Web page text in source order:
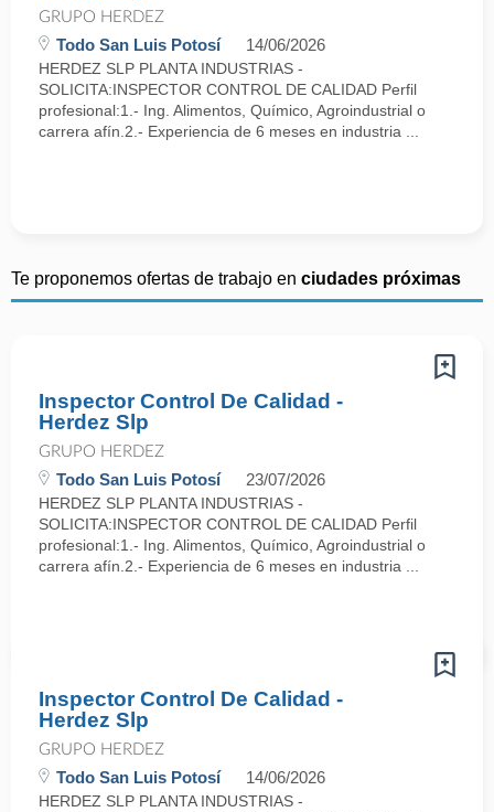
GRUPO HERDEZ
Todo San Luis Potosí 14/06/2026
HERDEZ SLP PLANTA INDUSTRIAS -
SOLICITA:INSPECTOR CONTROL DE CALIDAD Perfil
profesional:1.- Ing. Alimentos, Químico, Agroindustrial o
carrera afín.2.- Experiencia de 6 meses en industria ...
Te proponemos ofertas de trabajo en ciudades próximas
Inspector Control De Calidad -
Herdez Slp
GRUPO HERDEZ
Todo San Luis Potosí 23/07/2026
HERDEZ SLP PLANTA INDUSTRIAS -
SOLICITA:INSPECTOR CONTROL DE CALIDAD Perfil
profesional:1.- Ing. Alimentos, Químico, Agroindustrial o
carrera afín.2.- Experiencia de 6 meses en industria ...
Inspector Control De Calidad -
Herdez Slp
GRUPO HERDEZ
Todo San Luis Potosí 14/06/2026
HERDEZ SLP PLANTA INDUSTRIAS -